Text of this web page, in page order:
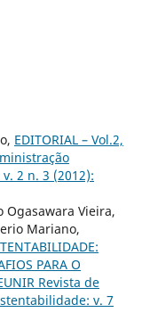
EDITORIAL – Vol.2,
2 n. 3 (2012):
Ogasawara Vieira,
Mariano,
PARA O
Revista de
v. 7